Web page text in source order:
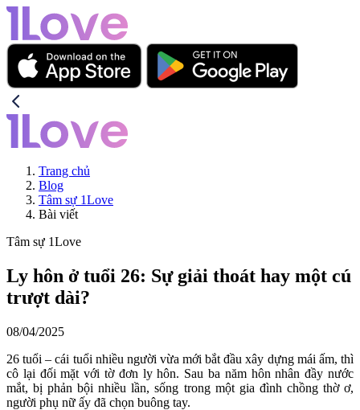
Trang chủ
Blog
Tâm sự 1Love
Bài viết
Tâm sự 1Love
Ly hôn ở tuổi 26: Sự giải thoát hay một cú
trượt dài?
08/04/2025
26 tuổi – cái tuổi nhiều người vừa mới bắt đầu xây dựng mái ấm, thì
cô lại đối mặt với tờ đơn ly hôn. Sau ba năm hôn nhân đầy nước
mắt, bị phản bội nhiều lần, sống trong một gia đình chồng thờ ơ,
người phụ nữ ấy đã chọn buông tay.